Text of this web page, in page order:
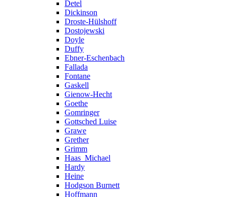
Detel
Dickinson
Droste-Hülshoff
Dostojewski
Doyle
Duffy
Ebner-Eschenbach
Fallada
Fontane
Gaskell
Gienow-Hecht
Goethe
Gomringer
Gottsched Luise
Grawe
Grether
Grimm
Haas_Michael
Hardy
Heine
Hodgson Burnett
Hoffmann